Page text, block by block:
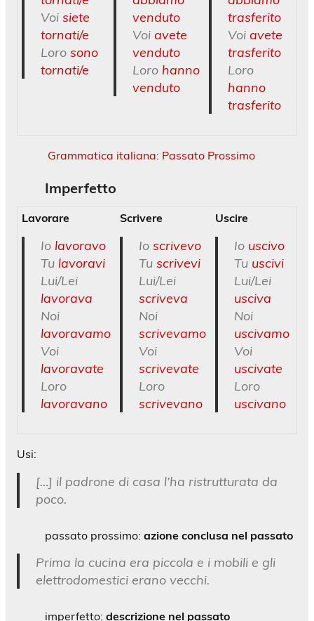
Voi siete
tornati/e
Loro sono
tornati/e
venduto
Voi avete
venduto
Loro hanno
venduto
trasferito
Voiavete
trasferito
Loro
hanno
trasferito
Grammatica italiana: Passato Prossimo
Imperfetto
Lavorare
Io lavoravo
Tu lavoravi
Lui/Lei
lavorava
Noi
lavoravamo
Voi
lavoravate
Loro
lavoravano
Scrivere
Ioscrivevo
Tu scrivevi
Lui/Lei
scriveva
Noi
scrivevamo
Voi
scrivevate
Loro
scrivevano
Uscire
Io uscivo
Tuuscivi
Lui/Lei
usciva
Noi
uscivamo
Voi
uscivate
Loro
uscivano
Usi:
[…] il padrone di casa l’ha ristrutturata da
poco.
passato prossimo: azione conclusa nel passato
Prima la cucina era piccola e i mobili e gli
elettrodomestici erano vecchi.
imperfetto: descrizione nel passato